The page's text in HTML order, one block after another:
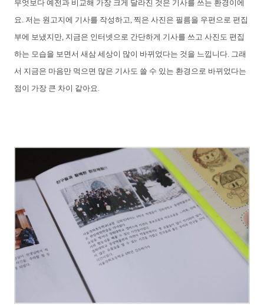
무엇보다 예전과 비교해 가장 크게 달라진 것은 기사를 쓰는 환경이에
요. 저는 원고지에 기사를 작성하고, 찍은 사진은 필름을 우편으로 편집
부에 보냈지만, 지금은 인터넷으로 간단하게 기사를 쓰고 사진도 편집
하는 모습을 보면서 새삼 세상이 많이 바뀌었다는 것을 느낍니다. 그래
서 지금은 마음만 먹으면 많은 기사도 쓸 수 있는 환경으로 바뀌었다는
점이 가장 큰 차이 같아요.